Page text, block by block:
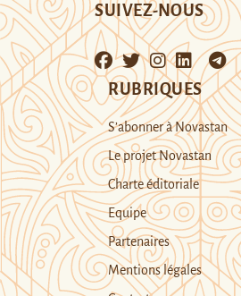
SUIVEZ-NOUS
RUBRIQUES
S’abonner à Novastan
Le projet Novastan
Charte éditoriale
Equipe
Partenaires
Mentions légales